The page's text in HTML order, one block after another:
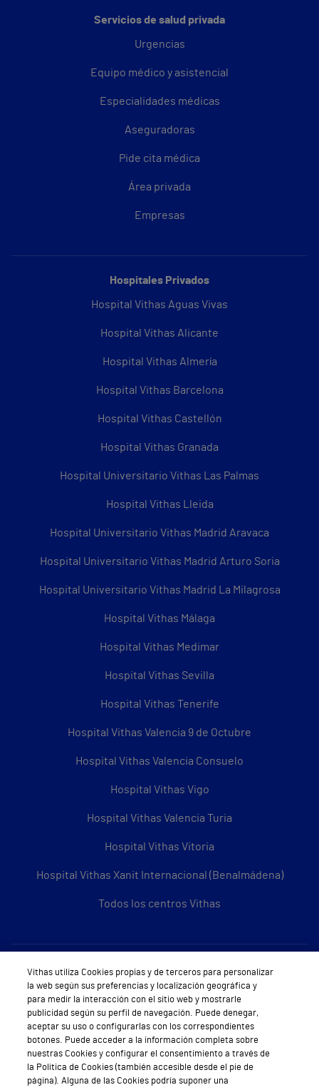
Servicios de salud privada
Urgencias
Equipo médico y asistencial
Especialidades médicas
Aseguradoras
Pide cita médica
Área privada
Empresas
Hospitales Privados
Hospital Vithas Aguas Vivas
Hospital Vithas Alicante
Hospital Vithas Almería
Hospital Vithas Barcelona
Hospital Vithas Castellón
Hospital Vithas Granada
Hospital Universitario Vithas Las Palmas
Hospital Vithas Lleida
Hospital Universitario Vithas Madrid Aravaca
Hospital Universitario Vithas Madrid Arturo Soria
Hospital Universitario Vithas Madrid La Milagrosa
Hospital Vithas Málaga
Hospital Vithas Medimar
Hospital Vithas Sevilla
Hospital Vithas Tenerife
Hospital Vithas Valencia 9 de Octubre
Hospital Vithas Valencia Consuelo
Hospital Vithas Vigo
Hospital Vithas Valencia Turia
Hospital Vithas Vitoria
Hospital Vithas Xanit Internacional (Benalmádena)
Todos los centros Vithas
Sobre Vithas
Quiénes somos
Trabajar en Vithas
Teléfono Cita Médica
Teléfono Atención al Cliente
Vithas utiliza Cookies propias y de terceros para personalizar
la web según sus preferencias y localización geográfica y
para medir la interacción con el sitio web y mostrarle
publicidad según su perfil de navegación. Puede denegar,
aceptar su uso o configurarlas con los correspondientes
botones. Puede acceder a la información completa sobre
nuestras Cookies y configurar el consentimiento a través de
la Política de Cookies (también accesible desde el pie de
página). Alguna de las Cookies podría suponer una